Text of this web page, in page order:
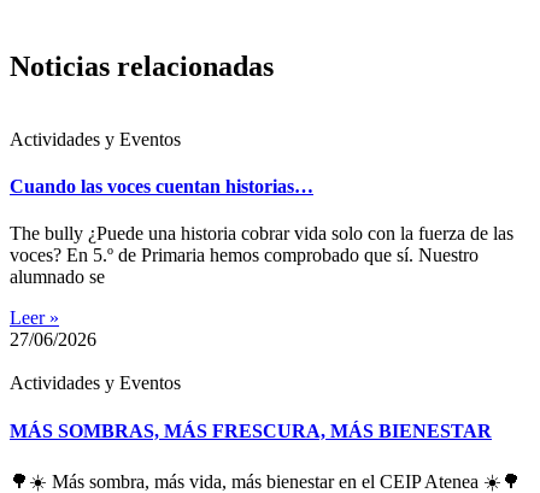
Noticias relacionadas
Actividades y Eventos
Cuando las voces cuentan historias…
The bully ¿Puede una historia cobrar vida solo con la fuerza de las
voces? En 5.º de Primaria hemos comprobado que sí. Nuestro
alumnado se
Leer »
27/06/2026
Actividades y Eventos
MÁS SOMBRAS, MÁS FRESCURA, MÁS BIENESTAR
🌳☀️ Más sombra, más vida, más bienestar en el CEIP Atenea ☀️🌳